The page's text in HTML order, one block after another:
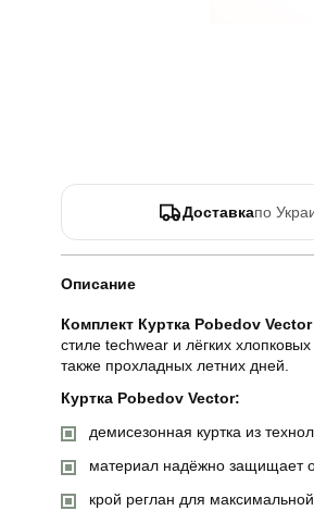
Доставкапо
Описание
Комплект Куртка Pobedov
стиле techwear и лёгких
также прохладных летних дней.
Куртка Pobedov Vector:
демисезонная куртка из
материал надёжно защищает
крой реглан для